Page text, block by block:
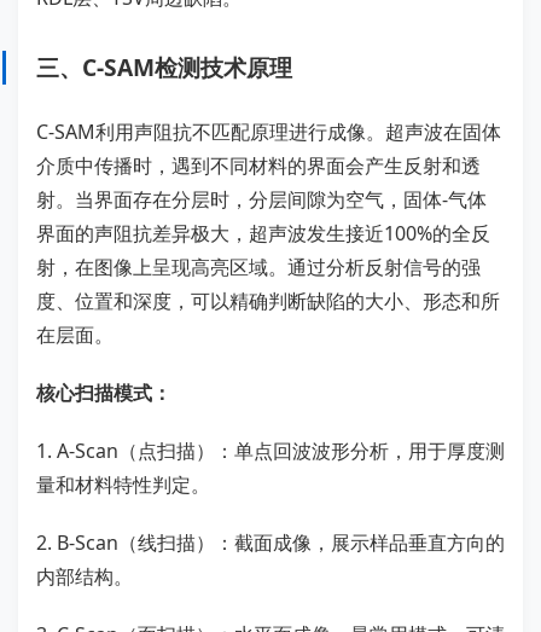
三、C-SAM检测技术原理
C-SAM利用声阻抗不匹配原理进行成像。超声波在固体
介质中传播时，遇到不同材料的界面会产生反射和透
射。当界面存在分层时，分层间隙为空气，固体-气体
界面的声阻抗差异极大，超声波发生接近100%的全反
射，在图像上呈现高亮区域。通过分析反射信号的强
度、位置和深度，可以精确判断缺陷的大小、形态和所
在层面。
核心扫描模式：
1. A-Scan（点扫描）：单点回波波形分析，用于厚度测
量和材料特性判定。
2. B-Scan（线扫描）：截面成像，展示样品垂直方向的
内部结构。